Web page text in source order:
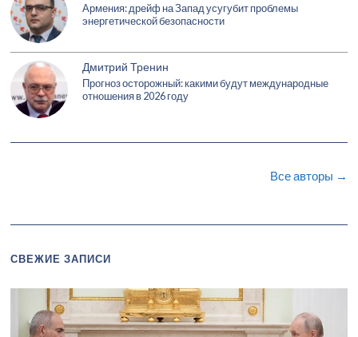
Армения: дрейф на Запад усугубит проблемы
энергетической безопасности
Дмитрий Тренин
Прогноз осторожный: какими будут международные
отношения в 2026 году
Все авторы →
СВЕЖИЕ ЗАПИСИ